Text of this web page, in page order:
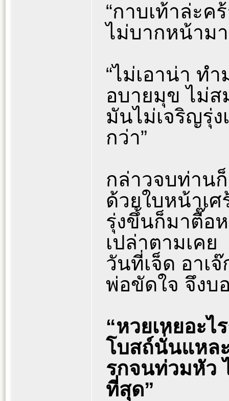
“กาบเท้าล่ะค
ไม่บากหน้ามา
“ไม่เอาน่า ท
อบายมุข ไม่ส
มันไม่เจริญรุ่
กว่า”
กล่าวจบท่าน
ด้วยใบหน้าเศ
รุ่งขึ้นก็มาตื๊อ
เปล่าตามเคย
วันที่เจ็ด อาเ
พ่อขัดใจ จึงบ
“หวยเหยอะ
โบสถ์นั่นแหล
รกจนท่วมหัว
ที่สุด”